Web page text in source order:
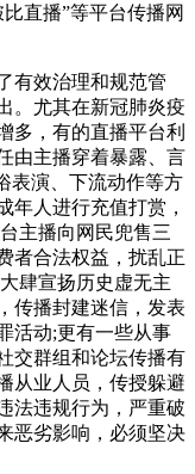
直播”等平台传播网
效治理和规范管
。尤其在新冠肺炎疫
多，有的直播平台利
由主播穿着暴露、言
表演、下流动作等方
年人进行充值打赏，
主播向网民兜售三
者合法权益，扰乱正
肆宣扬历史虚无主
传播封建迷信，发表
活动;更有一些从事
交群组和论坛传播有
从业人员，传授躲避
法违规行为，严重破
恶劣影响，必须坚决